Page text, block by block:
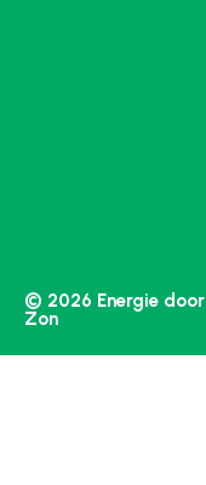
© 2026 Energie door
Zon